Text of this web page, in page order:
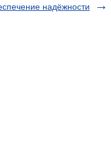
надёжности